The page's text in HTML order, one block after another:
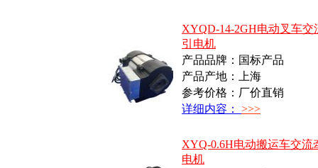
XYQD-14-2GH电动叉车交
引电机
产品品牌：国标产品
产品产地：上海
参考价格：厂价直销
详细内容： >>>
XYQ-0.6H电动搬运车交流
电机